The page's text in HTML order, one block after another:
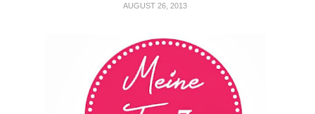
AUGUST 26, 2013